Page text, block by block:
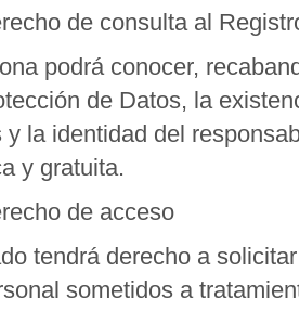
de consulta al
podrá conocer,
de Datos, la
la identidad del
y gratuita.
de acceso
tendrá derecho a
sometidos a